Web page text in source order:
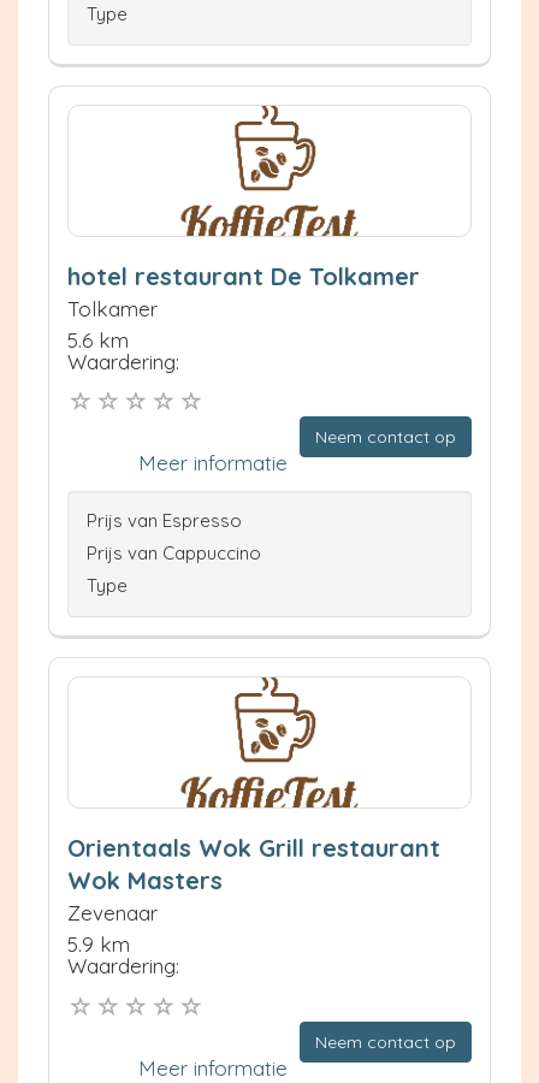
Type
hotel restaurant De Tolkamer
Tolkamer
5.6 km
Waardering:
Neem contact op
Meer informatie
Prijs van Espresso
Prijs van Cappuccino
Type
Orientaals Wok Grill restaurant
Wok Masters
Zevenaar
5.9 km
Waardering:
Neem contact op
Meer informatie